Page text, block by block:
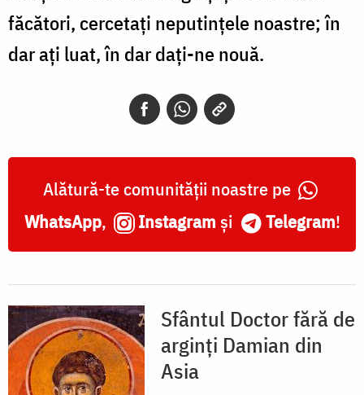
făcători, cercetaţi neputinţele noastre; în
dar aţi luat, în dar daţi-ne nouă.
Alătură-te comunității noastre pe
WhatsApp, Instagram și Telegram!
Sfântul Doctor fără de
arginți Damian din
Asia